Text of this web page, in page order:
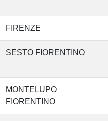
FIRENZE
SESTO FIORENTINO
MONTELUPO
FIORENTINO